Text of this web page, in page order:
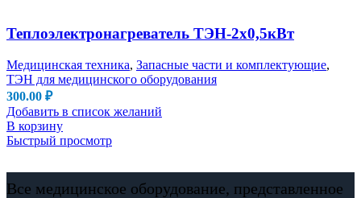
Теплоэлектронагреватель ТЭН-2х0,5кВт
Медицинская техника, Запасные части и комплектующие,
ТЭН для медицинского оборудования
300.00 ₽
Добавить в список желаний
В корзину
Быстрый просмотр
Все медицинское оборудование, представленное